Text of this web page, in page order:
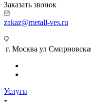
Заказать звонок
zakaz@metall-ves.ru
г. Москва ул
Услуги